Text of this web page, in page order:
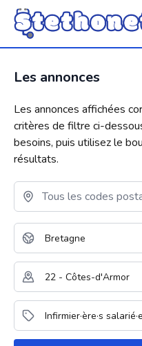
Les annonces
Les annonces affichées
critères de filtre ci-
besoins, puis utilisez le
résultats.